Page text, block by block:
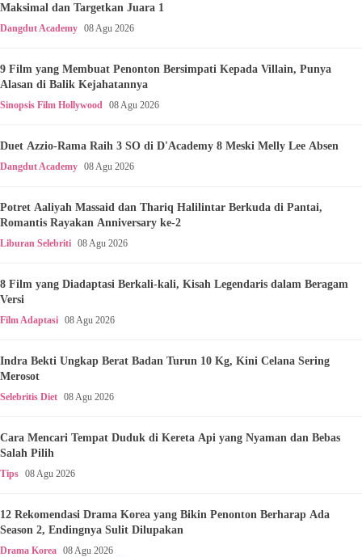
Maksimal dan Targetkan Juara 1
Dangdut Academy 08 Agu 2026
9 Film yang Membuat Penonton Bersimpati Kepada Villain, Punya
Alasan di Balik Kejahatannya
Sinopsis Film Hollywood 08 Agu 2026
Duet Azzio-Rama Raih 3 SO di D'Academy 8 Meski Melly Lee Absen
Dangdut Academy 08 Agu 2026
Potret Aaliyah Massaid dan Thariq Halilintar Berkuda di Pantai,
Romantis Rayakan Anniversary ke-2
Liburan Selebriti 08 Agu 2026
8 Film yang Diadaptasi Berkali-kali, Kisah Legendaris dalam Beragam
Versi
Film Adaptasi 08 Agu 2026
Indra Bekti Ungkap Berat Badan Turun 10 Kg, Kini Celana Sering
Merosot
Selebritis Diet 08 Agu 2026
Cara Mencari Tempat Duduk di Kereta Api yang Nyaman dan Bebas
Salah Pilih
Tips 08 Agu 2026
12 Rekomendasi Drama Korea yang Bikin Penonton Berharap Ada
Season 2, Endingnya Sulit Dilupakan
Drama Korea 08 Agu 2026